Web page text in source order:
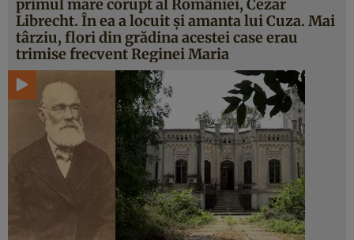
primul mare corupt al României, Cezar
Librecht. În ea a locuit şi amanta lui Cuza. Mai
târziu, flori din grădina acestei case erau
trimise frecvent Reginei Maria